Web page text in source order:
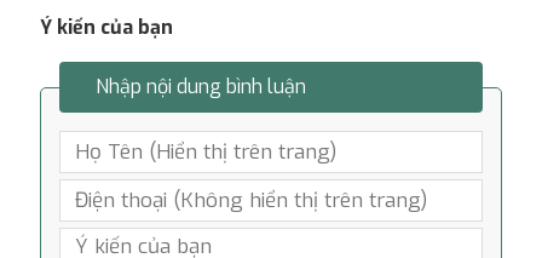
Ý kiến của bạn
Nhập nội dung bình luận